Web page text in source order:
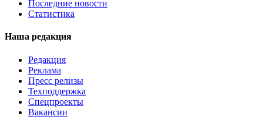
Последние новости
Статистика
Наша редакция
Редакция
Реклама
Пресс релизы
Техподдержка
Спецпроекты
Вакансии